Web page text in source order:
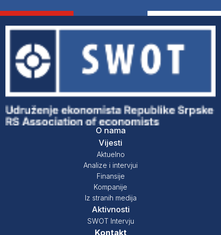
O nama
Vijesti
Aktuelno
Analize i intervjui
Finansije
Kompanije
Iz stranih medija
Aktivnosti
SWOT Intervju
Kontakt